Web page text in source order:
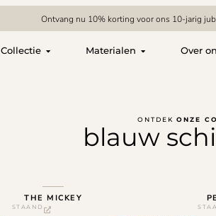
Ontvang nu 10% korting voor ons 10-jarig
Collectie Materialen Over
ONTDEK ONZE
blauw
THE MICKEY
STAAND